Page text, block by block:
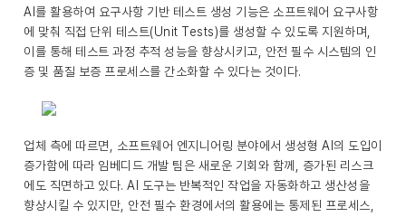
AI를 활용하여 요구사항 기반 테스트 생성 기능은 소프트웨어 요구사항
에 맞춰 직접 단위 테스트(Unit Tests)를 생성할 수 있도록 지원하며,
이를 통해 테스트 과정 추적 성능을 향상시키고, 안전 필수 시스템의 인
증 및 품질 보증 프로세스를 간소화할 수 있다는 것이다.
업체 측에 따르면, 소프트웨어 엔지니어링 분야에서 생성형 AI의 도입이
증가함에 따라 임베디드 개발 팀은 새로운 기회와 함께, 증가된 리스크
에도 직면하고 있다. AI 도구는 반복적인 작업을 자동화하고 생산성을
향상시킬 수 있지만, 안전 필수 환경에서의 활용에는 통제된 프로세스,